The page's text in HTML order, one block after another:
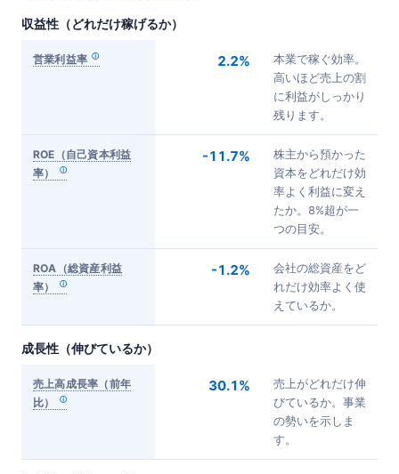
収益性（どれだけ稼げるか）
営業利益率 2.2%
本業で稼ぐ効率。
高いほど売上の割
に利益がしっかり
残ります。
ROE（自己資本利益
率）
-11.7%
株主から預かった
資本をどれだけ効
率よく利益に変え
たか。8%超が一
つの目安。
ROA（総資産利益
率）
-1.2%
会社の総資産をど
れだけ効率よく使
えているか。
成長性（伸びているか）
売上高成長率（前年
比）
30.1%
売上がどれだけ伸
びているか。事業
の勢いを示しま
す。